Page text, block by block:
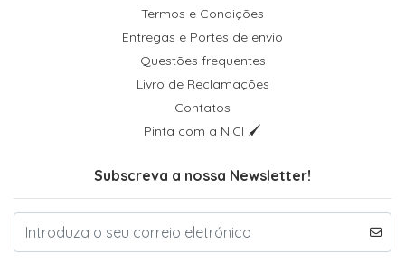
Termos e Condições
Entregas e Portes de envio
Questões frequentes
Livro de Reclamações
Contatos
Pinta com a NICI 🖌
Subscreva a nossa Newsletter!